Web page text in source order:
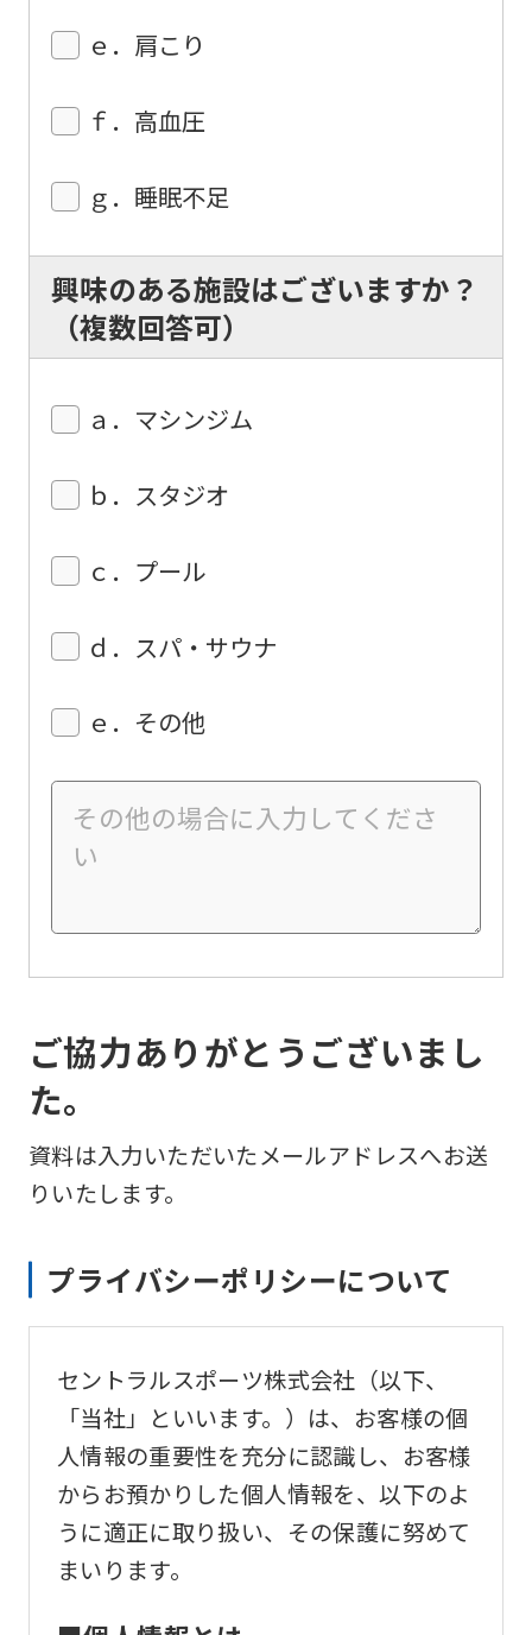
ｅ．肩こり
ｆ．高血圧
ｇ．睡眠不足
興味のある施設はございますか？
（複数回答可）
ａ．マシンジム
ｂ．スタジオ
ｃ．プール
ｄ．スパ・サウナ
ｅ．その他
ご協力ありがとうございまし
た。
資料は入力いただいたメールアドレスへお送
りいたします。
プライバシーポリシーについて
セントラルスポーツ株式会社（以下、
「当社」といいます。）は、お客様の個
人情報の重要性を充分に認識し、お客様
からお預かりした個人情報を、以下のよ
うに適正に取り扱い、その保護に努めて
まいります。
Automatic